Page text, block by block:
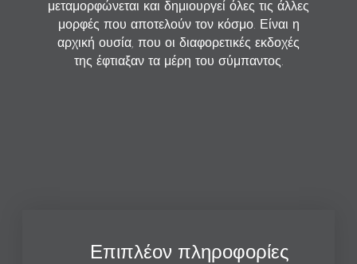
μεταμορφώνεται και δημιουργεί όλες τις άλλες
μορφές που αποτελούν τον κόσμο. Είναι η
αρχική ουσία, που οι διαφορετικές εκδοχές
της έφτιαξαν τα μέρη του σύμπαντος.
Επιπλέον πληροφορίες